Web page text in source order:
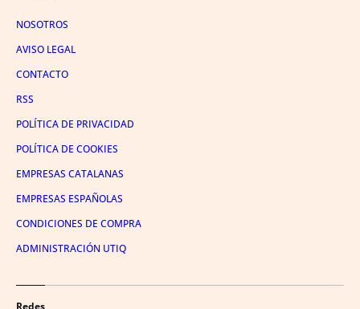
NOSOTROS
AVISO LEGAL
CONTACTO
RSS
POLÍTICA DE PRIVACIDAD
POLÍTICA DE COOKIES
EMPRESAS CATALANAS
EMPRESAS ESPAÑOLAS
CONDICIONES DE COMPRA
ADMINISTRACIÓN UTIQ